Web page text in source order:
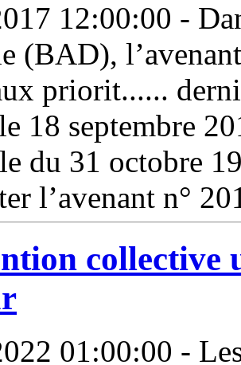
12:00:00 -
(BAD),
priorit......
18 septembre
du 31 octobre
l’avenant n°
collective
01:00:00 -